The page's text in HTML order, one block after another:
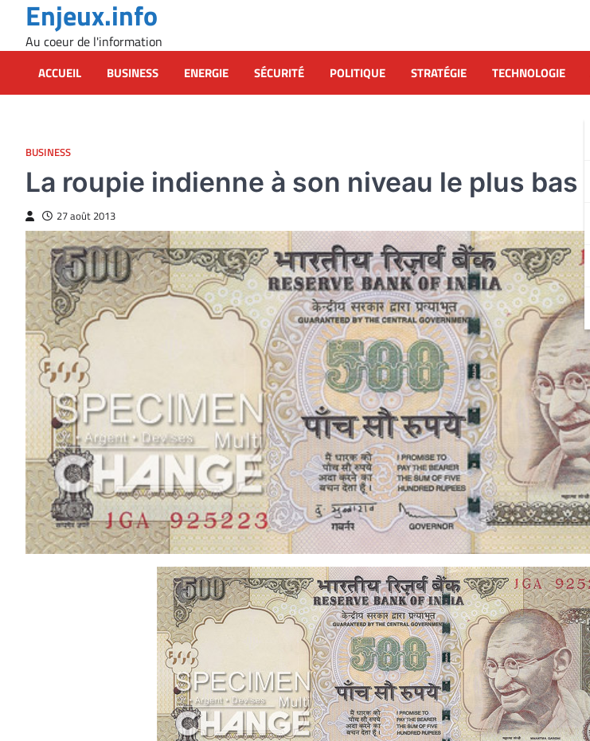
content
Enjeux.info
Au coeur de l'information
ACCUEIL BUSINESS ENERGIE SÉCURITÉ POLITIQUE STRATÉGIE TECHNOLOGIE
BUSINESS
La roupie indienne à son niveau le plus bas
27 août 2013